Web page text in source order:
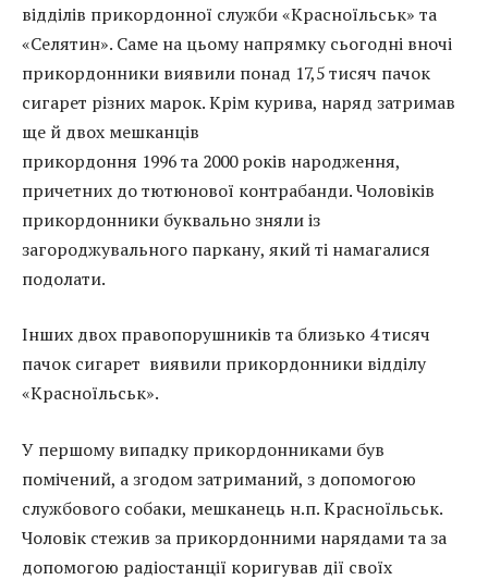
відділів прикордонної служби «Красноїльськ» та
«Селятин». Саме на цьому напрямку сьогодні вночі
прикордонники виявили понад 17,5 тисяч пачок
сигарет різних марок. Крім курива, наряд затримав
ще й двох мешканців
прикордоння 1996та 2000років народження,
причетних до тютюнової контрабанди. Чоловіків
прикордонники буквально зняли із
загороджувального паркану, який ті намагалися
подолати.
Інших двох правопорушників та близько 4 тисяч
пачок сигарет виявили прикордонники відділу
«Красноїльськ».
У першому випадку прикордонниками був
помічений, а згодом затриманий, з допомогою
службового собаки, мешканець н.п. Красноїльськ.
Чоловік стежив за прикордонними нарядами та за
допомогою радіостанції коригував дії своїх